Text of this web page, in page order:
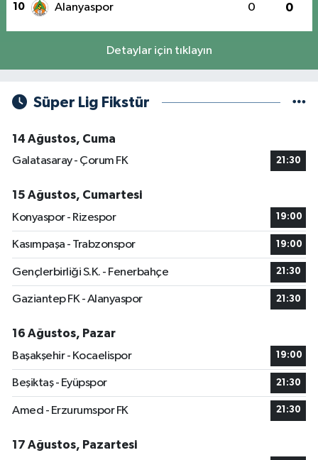
10 Alanyaspor 0 0
Detaylar için tıklayın
Süper Lig Fikstür
14 Ağustos, Cuma
Galatasaray - Çorum FK
21:30
15 Ağustos, Cumartesi
Konyaspor - Rizespor
19:00
Kasımpaşa - Trabzonspor 19:00
Gençlerbirliği S.K. - Fenerbahçe 21:30
Gaziantep FK - Alanyaspor 21:30
16 Ağustos, Pazar
Başakşehir - Kocaelispor
19:00
Beşiktaş - Eyüpspor 21:30
Amed - Erzurumspor FK 21:30
17 Ağustos, Pazartesi